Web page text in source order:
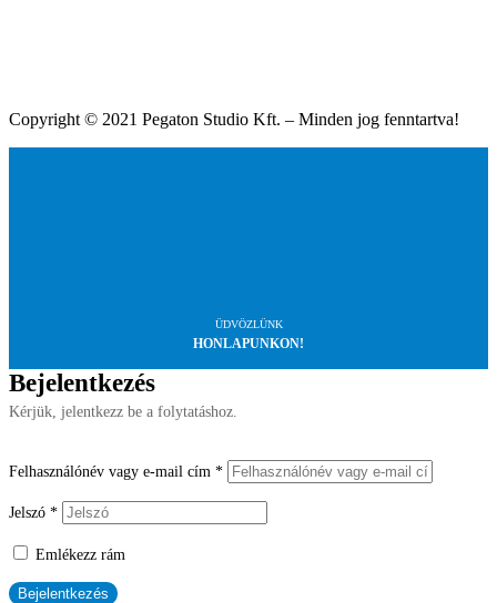
Copyright © 2021 Pegaton Studio Kft. – Minden jog fenntartva!
ÜDVÖZLÜNK
HONLAPUNKON!
Bejelentkezés
Kérjük, jelentkezz be a folytatáshoz.
Felhasználónév vagy e-mail cím *
Jelszó *
Emlékezz rám